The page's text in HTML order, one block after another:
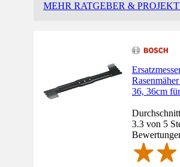
MEHR RATGEBER &
36, 36cm
3.3 von 5